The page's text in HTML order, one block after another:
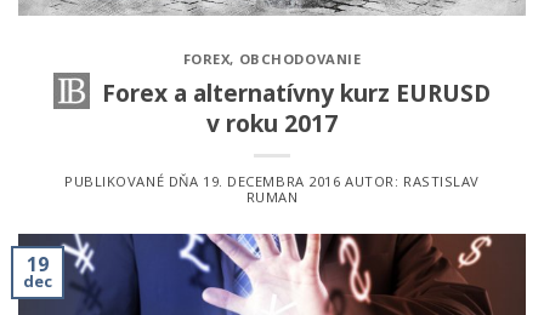
FOREX, OBCHODOVANIE
Forex a alternatívny kurz EURUSD
v roku 2017
PUBLIKOVANÉ DŇA 19. DECEMBRA 2016 AUTOR: RASTISLAV
RUMAN
19
dec